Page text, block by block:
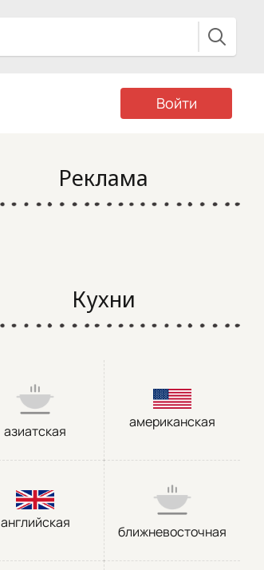
Войти
Реклама
Кухни
азиатская
американская
английская
ближневосточная